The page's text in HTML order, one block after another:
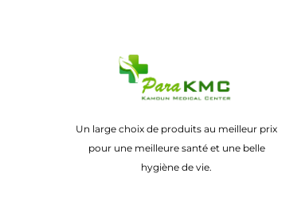
Un large choix de produits au meilleur prix
pour une meilleure santé et une belle
hygiène de vie.